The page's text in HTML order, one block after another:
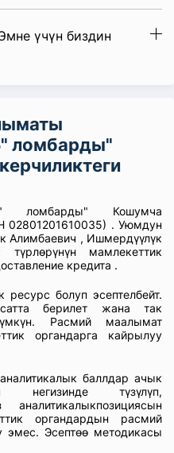
үчүн биздин
ломбарды"
Б" ломбарды" Кошумча
02801201610035) . Уюмдун
Алимбаевич , Ишмердүүлүк
мамлекеттик
кредита .
болуп эсептелбейт.
берилет жана так
Расмий маалымат
органдарга кайрылуу
баллдар ачык
негизинде түзүлүп,
органдардын расмий
эмес. Эсептөө методикасы